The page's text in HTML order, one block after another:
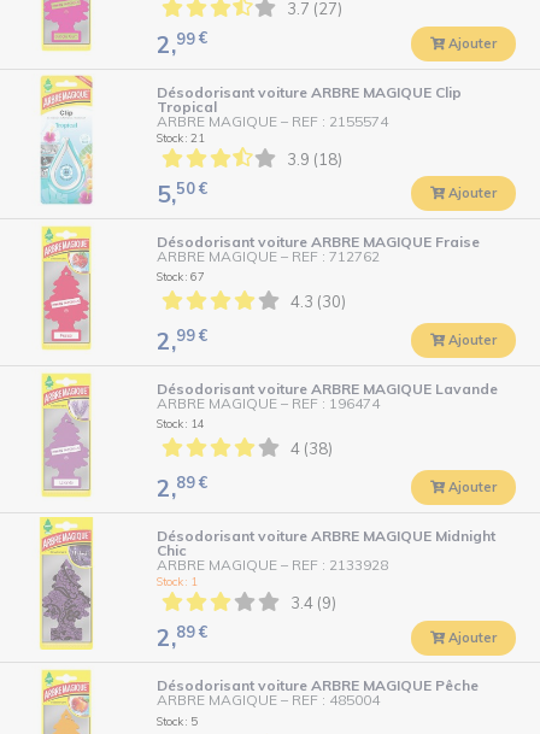
3.7 (27)
2,99€ Ajouter
Désodorisant voiture ARBRE MAGIQUE Clip
Tropical
ARBRE MAGIQUE – REF : 2155574
Stock : 21
3.9 (18)
5,50€ Ajouter
Désodorisant voiture ARBRE MAGIQUE Fraise
ARBRE MAGIQUE – REF : 712762
Stock : 67
4.3 (30)
2,99€ Ajouter
Désodorisant voiture ARBRE MAGIQUE Lavande
ARBRE MAGIQUE – REF : 196474
Stock : 14
4 (38)
2,89€ Ajouter
Désodorisant voiture ARBRE MAGIQUE Midnight
Chic
ARBRE MAGIQUE – REF : 2133928
Stock : 1
3.4 (9)
2,89€ Ajouter
Désodorisant voiture ARBRE MAGIQUE Pêche
ARBRE MAGIQUE – REF : 485004
Stock : 5